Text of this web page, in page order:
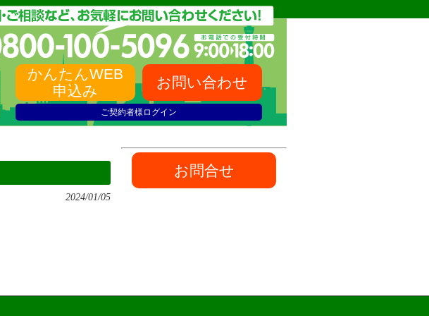
かんたんWEB
申込み
お問い合わせ
ご契約者様ログイン
2024/01/05
お問合せ